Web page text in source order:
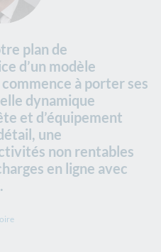
plan de
d’un modèle
à porter ses
dynamique
et d’équipement
une
non rentables
en ligne avec